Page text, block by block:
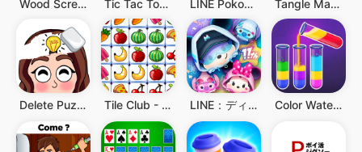
Wood Screw Puzzle Tic Tac Toe - 2 Player XO LINE Pokopoko Tangle Master 3D
Delete Puzzle: Brain Games Tile Club - Game Mencocokkan LINE：ディズニー ツムツム Color Water Sort Wooden Puzzle